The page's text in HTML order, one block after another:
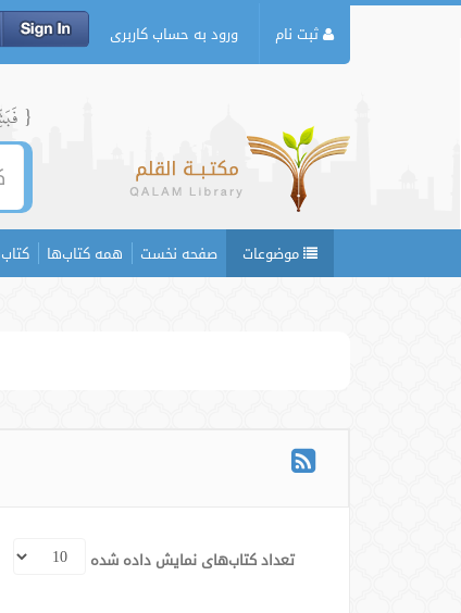
ثبت نام ورود به حساب کاربری
{
موضوعات صفحه نخست همه کتاب‌ها
تعداد کتاب‌های نمایش داده شده